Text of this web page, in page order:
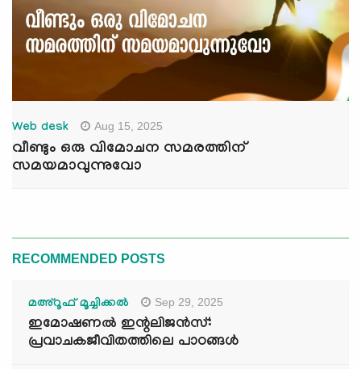
Web desk Aug 15, 2025
വീണ്ടും ഒരു വിമോചന സമരത്തിന്
സമയമാവുന്നുവോ
RECOMMENDED POSTS
മഅ്റൂഫ് മൂച്ചിക്കല്‍ Sep 29, 2025
ഇമോഷണൽ ഇന്റലിജൻസ്:
പ്രവാചകജീവിതത്തിലെ പാഠങ്ങൾ